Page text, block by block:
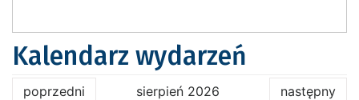
Kalendarz wydarzeń
poprzedni sierpień 2026 następny